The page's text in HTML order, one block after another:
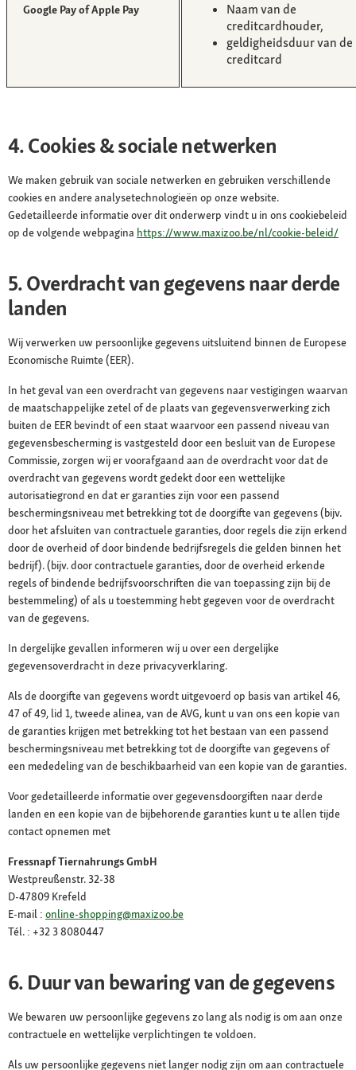
Google Pay of Apple Pay
Naam van de
creditcardhouder,
geldigheidsduur van de
creditcard
4. Cookies & sociale netwerken
We maken gebruik van sociale netwerken en gebruiken verschillende
cookies en andere analysetechnologieën op onze website.
Gedetailleerde informatie over dit onderwerp vindt u in ons cookiebeleid
op de volgende webpagina https://www.maxizoo.be/nl/cookie-beleid/
5. Overdracht van gegevens naar derde
landen
Wij verwerken uw persoonlijke gegevens uitsluitend binnen de Europese
Economische Ruimte (EER).
In het geval van een overdracht van gegevens naar vestigingen waarvan
de maatschappelijke zetel of de plaats van gegevensverwerking zich
buiten de EER bevindt of een staat waarvoor een passend niveau van
gegevensbescherming is vastgesteld door een besluit van de Europese
Commissie, zorgen wij er voorafgaand aan de overdracht voor dat de
overdracht van gegevens wordt gedekt door een wettelijke
autorisatiegrond en dat er garanties zijn voor een passend
beschermingsniveau met betrekking tot de doorgifte van gegevens (bijv.
door het afsluiten van contractuele garanties, door regels die zijn erkend
door de overheid of door bindende bedrijfsregels die gelden binnen het
bedrijf). (bijv. door contractuele garanties, door de overheid erkende
regels of bindende bedrijfsvoorschriften die van toepassing zijn bij de
bestemmeling) of als u toestemming hebt gegeven voor de overdracht
van de gegevens.
In dergelijke gevallen informeren wij u over een dergelijke
gegevensoverdracht in deze privacyverklaring.
Als de doorgifte van gegevens wordt uitgevoerd op basis van artikel 46,
47 of 49, lid 1, tweede alinea, van de AVG, kunt u van ons een kopie van
de garanties krijgen met betrekking tot het bestaan van een passend
beschermingsniveau met betrekking tot de doorgifte van gegevens of
een mededeling van de beschikbaarheid van een kopie van de garanties.
Voor gedetailleerde informatie over gegevensdoorgiften naar derde
landen en een kopie van de bijbehorende garanties kunt u te allen tijde
contact opnemen met
Fressnapf Tiernahrungs GmbH
Westpreußenstr. 32-38
D-47809 Krefeld
E-mail : online-shopping@maxizoo.be
Tél. : +32 3 8080447
6. Duur van bewaring van de gegevens
We bewaren uw persoonlijke gegevens zo lang als nodig is om aan onze
contractuele en wettelijke verplichtingen te voldoen.
Als uw persoonlijke gegevens niet langer nodig zijn om aan contractuele